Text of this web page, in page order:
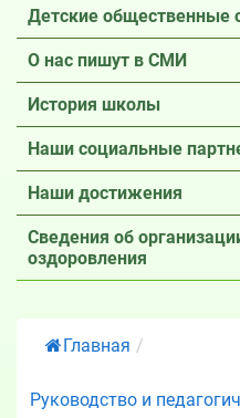
Детские общественные
О нас пишут в СМИ
История школы
Наши социальные
Наши достижения
Сведения об
оздоровления
Главная /
Руководство и